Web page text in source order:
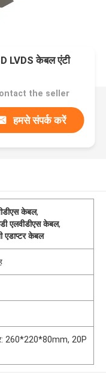
LVDS केबल एंटी
the seller
हमसे संपर्क करें
केबल,
एलवीडीएस केबल,
एडाप्टर केबल
260*220*80mm, 20P